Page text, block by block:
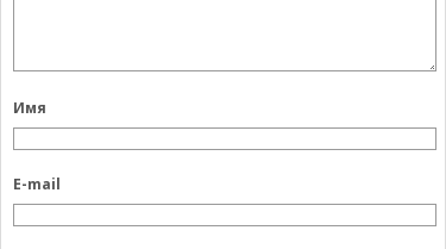
Имя
E-mail